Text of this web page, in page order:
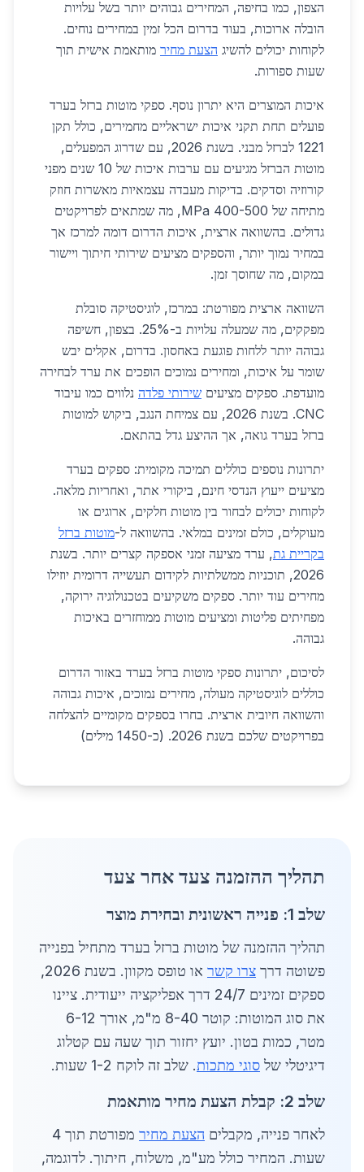
הצפון, כמו בחיפה, המחירים גבוהים יותר בשל עלויות
הובלה ארוכות, בעוד בדרום הכל זמין במחירים נוחים.
לקוחות יכולים להשיג הצעת מחיר מותאמת אישית תוך
שעות ספורות.
איכות המוצרים היא יתרון נוסף. ספקי מוטות ברזל בערד
פועלים תחת תקני איכות ישראליים מחמירים, כולל תקן
1221 לברזל מבני. בשנת 2026, עם שדרוג המפעלים,
מוטות הברזל מגיעים עם ערבות איכות של 10 שנים מפני
קורוזיה וסדקים. בדיקות מעבדה עצמאיות מאשרות חוזק
מתיחה של 400-500 MPa, מה שמתאים לפרויקטים
גדולים. בהשוואה ארצית, איכות הדרום דומה למרכז אך
במחיר נמוך יותר, והספקים מציעים שירותי חיתוך ויישור
במקום, מה שחוסך זמן.
השוואה ארצית מפורטת: במרכז, לוגיסטיקה סובלת
מפקקים, מה שמעלה עלויות ב-25%. בצפון, חשיפה
גבוהה יותר ללחות פוגעת באחסון. בדרום, אקלים יבש
שומר על איכות, ומחירים נמוכים הופכים את ערד לבחירה
מועדפת. ספקים מציעים שירותי פלדה נלווים כמו עיבוד
CNC. בשנת 2026, עם צמיחת הנגב, ביקוש למוטות
ברזל בערד גואה, אך ההיצע גדל בהתאם.
יתרונות נוספים כוללים תמיכה מקומית: ספקים בערד
מציעים ייעוץ הנדסי חינם, ביקורי אתר, ואחריות מלאה.
לקוחות יכולים לבחור בין מוטות חלקים, ארוגים או
מעוקלים, כולם זמינים במלאי. בהשוואה ל-מוטות ברזל
בקריית גת, ערד מציעה זמני אספקה קצרים יותר. בשנת
2026, תוכניות ממשלתיות לקידום תעשייה דרומית יוזילו
מחירים עוד יותר. ספקים משקיעים בטכנולוגיה ירוקה,
מפחיתים פליטות ומציעים מוטות ממוחזרים באיכות
גבוהה.
לסיכום, יתרונות ספקי מוטות ברזל בערד באזור הדרום
כוללים לוגיסטיקה מעולה, מחירים נמוכים, איכות גבוהה
והשוואה חיובית ארצית. בחרו בספקים מקומיים להצלחה
בפרויקטים שלכם בשנת 2026. (כ-1450 מילים)
תהליך ההזמנה צעד אחר צעד
שלב 1: פנייה ראשונית ובחירת מוצר
תהליך ההזמנה של מוטות ברזל בערד מתחיל בפנייה
פשוטה דרך צרו קשר
או טופס מקוון. בשנת 2026,
ספקים זמינים 24/7 דרך אפליקציה ייעודית. ציינו
את סוג המוטות: קוטר 8-40 מ"מ, אורך 6-12
מטר, כמות בטון. יועץ יחזור תוך שעה עם קטלוג
דיגיטלי של סוגי מתכות. שלב זה לוקח 1-2 שעות.
שלב 2: קבלת הצעת מחיר מותאמת
לאחר פנייה, מקבלים הצעת מחיר
מפורטת תוך 4
שעות. המחיר כולל מע"מ, משלוח, חיתוך. לדוגמה,